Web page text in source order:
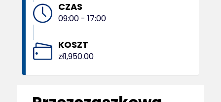
CZAS
09:00 - 17:00
KOSZT
zł1,950.00